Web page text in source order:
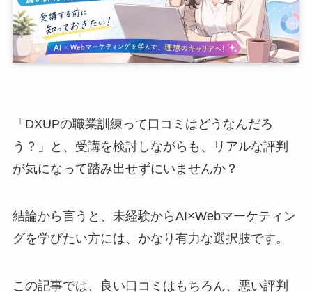
「DXUPの職業訓練って口コミはどうなんだろ
う？」と、受講を検討しながらも、リアルな評判
が気になって踏み出せずにいませんか？
結論から言うと、未経験からAI×Webマーケティン
グを学びたい方には、かなり有力な選択肢です。
この記事では、良い口コミはもちろん、悪い評判